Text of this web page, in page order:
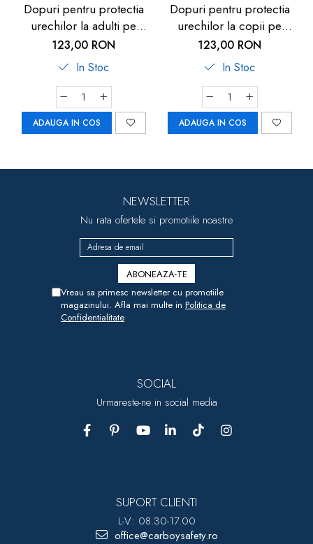
Dopuri pentru protectia
urechilor la adulti pe
timpul zborului cu
avionul, transparente,
reutilizabile,
hipoalergenice,
SANOHRA Fly
123,00 RON
In Stoc
ADAUGA IN COS
Dopuri pentru protectia
urechilor la copii pe
timpul zborului cu
avionul, 1 an+,
transparente, reutilizabile,
hipoalergenice,
SANOHRA Fly Kids
123,00 RON
In Stoc
ADAUGA IN COS
NEWSLETTER
Nu rata ofertele si promotiile noastre
Vreau sa primesc newsletter cu promotiile
magazinului. Afla mai multe in Politica de
Confidentialitate
SOCIAL
Urmareste-ne in social media
SUPORT CLIENTI
L-V: 08.30-17.00
office@carboysafety.ro